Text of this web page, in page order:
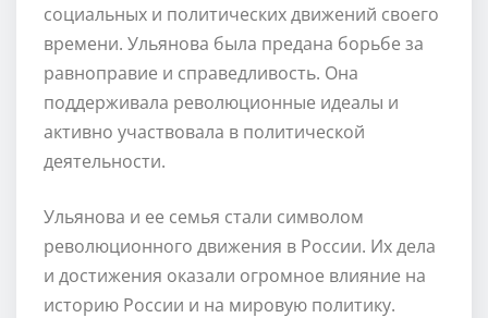
социальных и политических движений своего
времени. Ульянова была предана борьбе за
равноправие и справедливость. Она
поддерживала революционные идеалы и
активно участвовала в политической
деятельности.
Ульянова и ее семья стали символом
революционного движения в России. Их дела
и достижения оказали огромное влияние на
историю России и на мировую политику.